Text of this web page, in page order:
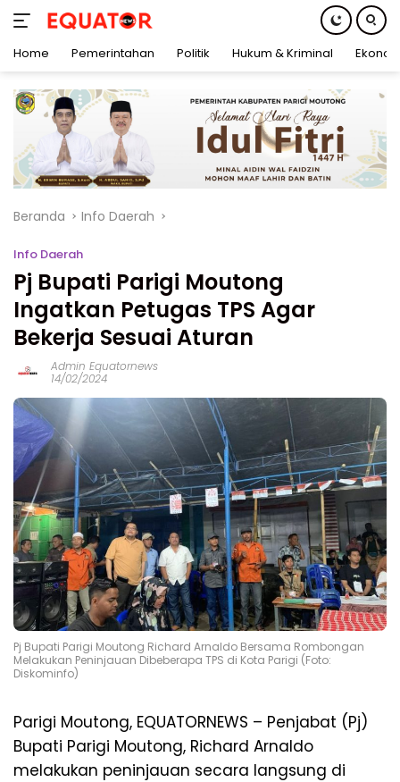
konten
Home Pemerintahan Politik Hukum & Kriminal
Beranda Info Daerah
Info Daerah
Pj Bupati Parigi Moutong
Ingatkan Petugas TPS Agar
Bekerja Sesuai Aturan
Admin Equatornews
14/02/2024
Pj Bupati Parigi Moutong Richard Arnaldo Bersama Rombongan
Melakukan Peninjauan Dibeberapa TPS di Kota Parigi (Foto:
Diskominfo)
Parigi Moutong, EQUATORNEWS – Penjabat (Pj)
Bupati Parigi Moutong, Richard Arnaldo
melakukan peninjauan secara langsung di